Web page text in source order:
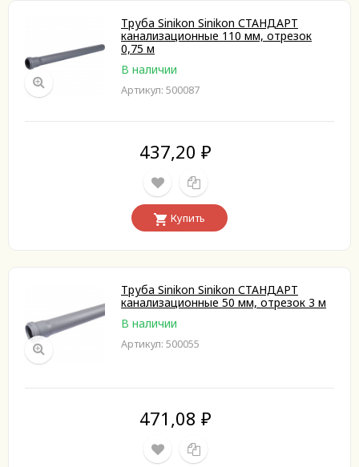
Труба Sinikon Sinikon СТАНДАРТ
канализационные 110 мм, отрезок
0,75 м
В наличии
Артикул: 500087
437,20 ₽
Купить
Труба Sinikon Sinikon СТАНДАРТ
канализационные 50 мм, отрезок 3 м
В наличии
Артикул: 500055
471,08 ₽